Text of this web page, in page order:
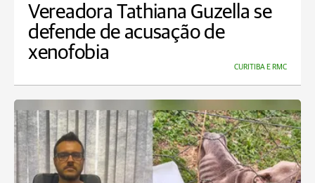
Vereadora Tathiana Guzella se
defende de acusação de
xenofobia
CURITIBA E RMC